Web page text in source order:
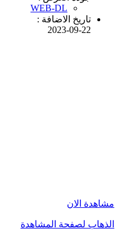
WEB-DL
تاريخ الاضافة :
2023-09-22
مشاهدة الان
الذهاب لصفحة المشاهدة